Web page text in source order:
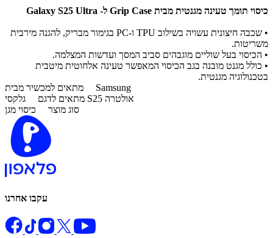
כיסוי תומך טעינה מגנטית מבית Grip Case ל- Galaxy S25 Ultra
• שכבה חיצונית עשויה בשילוב TPU ו-PC בגימור מבריק, להגנה מירבית
משריטות.
• הכיסוי בעל שוליים מוגבהים סביב המסך ועדשות המצלמה.
• כולל מגנט מובנה בגב הכיסוי המאפשר טעינה אלחוטית מיטבית
בטכנולוגיה מגנטית.
מתאים למכשיר מבית Samsung
מתאים לדגם
גלקסי S25 אולטרה
סוג מוצר כיסוי מגן
עקבו אחרנו